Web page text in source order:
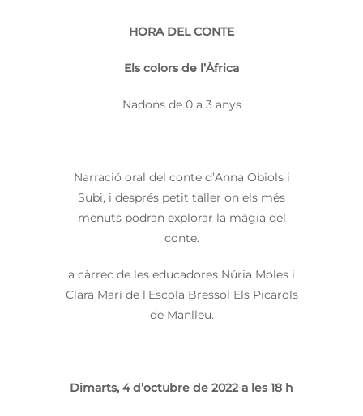
HORA DEL CONTE
Els colors de l’Àfrica
Nadons de 0 a 3 anys
Narració oral del conte d’Anna Obiols i
Subi, i després petit taller on els més
menuts podran explorar la màgia del
conte.
a càrrec de les educadores Núria Moles i
Clara Marí de l’Escola Bressol Els Picarols
de Manlleu.
Dimarts, 4 d’octubre de 2022 a les 18 h